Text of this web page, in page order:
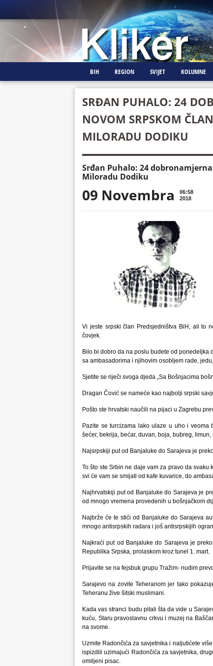
BIH REGION SVIJET KOLUMNE
SRĐAN PUHALO: 24
NOVOM SRPSKOM
MILORADU DODIKU
Srđan Puhalo: 24
Miloradu Dodiku
09 Novembra
06:58
2018
Vi jeste srpski član Predsjedništva BiH, ali to
čovjek.
Bilo bi dobro da na poslu budete od ponedeljka
sa ambasadorima i njihovim osobljem rade,
Sjetite se riječi svoga djeda „Sa Bošnjacima
Dragan Čović se nameće kao najbolji srpski
Pošto ste hrvatski naučili na pijaci u Zagrebu
Pazite se turcizama lako ulaze u uho i veoma
šećer, bekrija, bećar, duvan, boja, bubreg,
Najsrpskiji put od Banjaluke do Sarajeva je
To što ste Srbin ne daje vam za pravo da
svi će vam se smijati od kafe kuvarice, do
Najhrvatskiji put od Banjaluke do Sarajeva je
od mnogo vremena provedenih u bošnjačkom
Najbrže će te stići od Banjaluke do Sarajeva
mnogo antisrpskih radara i još antisrpskijih
Najkraći put od Banjaluke do Sarajeva je
Republika Srpska, prolaskom kroz tunel 1. mart.
Prijavite se na fejsbuk grupu Tražim- nudim
Sarajevo na zovite Teheranom jer tako
Teheranu žive šitski muslimani.
Kada vas stranci budu pitali šta da vide u
kuću, Staru pravoslavnu crkvu i muzej na
na svome.
Uzmite Radončića za savjetnika i naljutićete
ispizdili uzimajući Radončića za savjetnika,
omiljeni pisac.